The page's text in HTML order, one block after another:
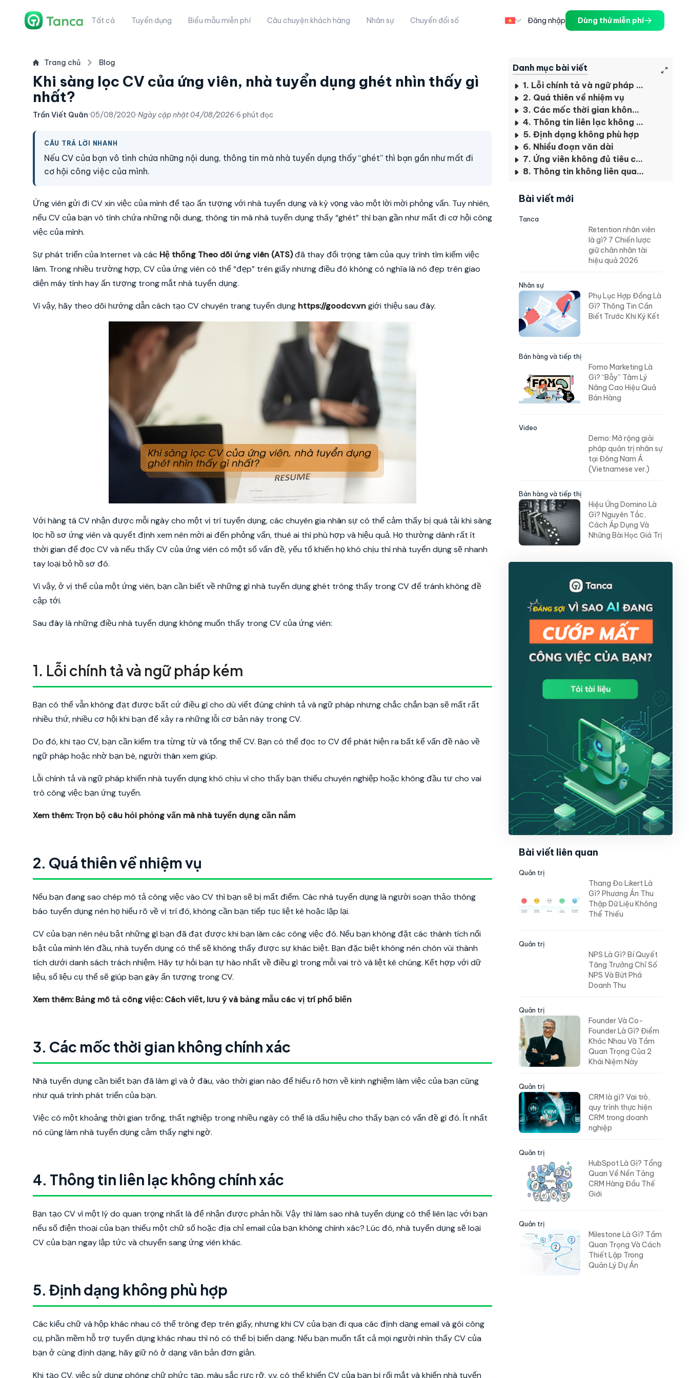
Tất cả Tuyển dụng Biểu mẫu miễn phí Câu chuyện khách hàng Nhân sự Chuyển đổi số Đăng nhập Dùng thử miễn phí
Trang chủ Blog
Khi sàng lọc CV của ứng viên, nhà tuyển dụng ghét nhìn thấy gì
nhất?
Trần Viết Quân·05/08/2020·Ngày cập nhật04/08/2026·6 phút đọc
CÂU TRẢ LỜI NHANH
Nếu CV của bạn vô tình chứa những nội dung, thông tin mà nhà tuyển dụng thấy “ghét” thì bạn gần như mất đi
cơ hội công việc của mình.
Ứng viên gửi đi CV xin việc của mình để tạo ấn tượng với nhà tuyển dụng và kỳ vọng vào một lời mời phỏng vấn. Tuy nhiên,
nếu CV của bạn vô tình chứa những nội dung, thông tin mà nhà tuyển dụng thấy “ghét” thì bạn gần như mất đi cơ hội công
việc của mình.
Sự phát triển của Internet và các Hệ thống Theo dõi ứng viên (ATS)đã thay đổi trọng tâm của quy trình tìm kiếm việc
làm. Trong nhiều trường hợp, CV của ứng viên có thể “đẹp” trên giấy nhưng điều đó không có nghĩa là nó đẹp trên giao
diện máy tính hay ấn tượng trong mắt nhà tuyển dụng.
Vì vậy, hãy theo dõi hướng dẫn cách tạo CV chuyên trang tuyển dụng https://goodcv.vngiới thiệu sau đây.
Với hàng tá CV nhận được mỗi ngày cho một vị trí tuyển dụng, các chuyên gia nhân sự có thể cảm thấy bị quá tải khi sàng
lọc hồ sơ ứng viên và quyết định xem nên mời ai đến phỏng vấn, thuê ai thì phù hợp và hiệu quả. Họ thường dành rất ít
thời gian để đọc CV và nếu thấy CV của ứng viên có một số vấn đề, yếu tố khiến họ khó chịu thì nhà tuyển dụng sẽ nhanh
tay loại bỏ hồ sơ đó.
Vì vậy, ở vị thế của một ứng viên, bạn cần biết về những gì nhà tuyển dụng ghét trông thấy trong CV để tránh không đề
cập tới.
Sau đây là những điều nhà tuyển dụng không muốn thấy trong CV của ứng viên:
1. Lỗi chính tả và ngữ pháp kém
Bạn có thể vẫn không đạt được bất cứ điều gì cho dù viết đúng chính tả và ngữ pháp nhưng chắc chắn bạn sẽ mất rất
nhiều thứ, nhiều cơ hội khi bạn để xảy ra những lỗi cơ bản này trong CV.
Do đó, khi tạo CV, bạn cần kiểm tra từng từ và tổng thể CV. Bạn có thể đọc to CV để phát hiện ra bất kể vấn đề nào về
ngữ pháp hoặc nhờ bạn bè, người thân xem giúp.
Lỗi chính tả và ngữ pháp khiến nhà tuyển dụng khó chịu vì cho thấy bạn thiếu chuyên nghiệp hoặc không đầu tư cho vai
trò công việc bạn ứng tuyển.
Xem thêm: Trọn bộ câu hỏi phỏng vấn mà nhà tuyển dụng cần nắm
2. Quá thiên về nhiệm vụ
Nếu bạn đang sao chép mô tả công việc vào CV thì bạn sẽ bị mất điểm. Các nhà tuyển dụng là người soạn thảo thông
báo tuyển dụng nên họ hiểu rõ về vị trí đó, không cần bạn tiếp tục liệt kê hoặc lặp lại.
CV của bạn nên nêu bật những gì bạn đã đạt được khi bạn làm các công việc đó. Nếu bạn không đặt các thành tích nổi
bật của mình lên đầu, nhà tuyển dụng có thể sẽ không thấy được sự khác biệt. Bạn đặc biệt không nên chôn vùi thành
tích dưới danh sách trách nhiệm. Hãy tự hỏi bạn tự hào nhất về điều gì trong mỗi vai trò và liệt kê chúng. Kết hợp với dữ
liệu, số liệu cụ thể sẽ giúp bạn gây ấn tượng trong CV.
Xem thêm:Bảng mô tả công việc: Cách viết, lưu ý và bảng mẫu các vị trí phổ biến
3. Các mốc thời gian không chính xác
Nhà tuyển dụng cần biết bạn đã làm gì và ở đâu, vào thời gian nào để hiểu rõ hơn về kinh nghiệm làm việc của bạn cũng
như quá trình phát triển của bạn.
Việc có một khoảng thời gian trống, thất nghiệp trong nhiều ngày có thể là dấu hiệu cho thấy bạn có vấn đề gì đó. Ít nhất
nó cũng làm nhà tuyển dụng cảm thấy nghi ngờ.
4. Thông tin liên lạc không chính xác
Bạn tạo CV vì một lý do quan trọng nhất là để nhận được phản hồi. Vậy thì làm sao nhà tuyển dụng có thể liên lạc với bạn
nếu số điện thoại của bạn thiếu một chữ số hoặc địa chỉ email của bạn không chính xác? Lúc đó, nhà tuyển dụng sẽ loại
CV của bạn ngay lập tức và chuyển sang ứng viên khác.
5. Định dạng không phù hợp
Các kiểu chữ và hộp khác nhau có thể trông đẹp trên giấy, nhưng khi CV của bạn đi qua các định dạng email và gói công
cụ, phần mềm hỗ trợ tuyển dụng khác nhau thì nó có thể bị biến dạng. Nếu bạn muốn tất cả mọi người nhìn thấy CV của
bạn ở cùng định dạng, hãy giữ nó ở dạng văn bản đơn giản.
Khi tạo CV, việc sử dụng phông chữ phức tạp, màu sắc rực rỡ, v.v. có thể khiến CV của bạn bị rối mắt và khiến nhà tuyển
Danh mục bài viết
1. Lỗi chính tả và ngữ pháp kém
2. Quá thiên về nhiệm vụ
3. Các mốc thời gian không chính xác
4. Thông tin liên lạc không chính xác
5. Định dạng không phù hợp
6. Nhiều đoạn văn dài
7. Ứng viên không đủ tiêu chuẩn
8. Thông tin không liên quan đến công việc
Bài viết mới
Tanca
Retention nhân viên
là gì? 7 Chiến lược
giữ chân nhân tài
hiệu quả 2026
Nhân sự
Phụ Lục Hợp Đồng Là
Gì? Thông Tin Cần
Biết Trước Khi Ký Kết
Bán hàng và tiếp thị
Fomo Marketing Là
Gì? “Bẫy” Tâm Lý
Nâng Cao Hiệu Quả
Bán Hàng
Video
Demo: Mở rộng giải
pháp quản trị nhân sự
tại Đông Nam Á
(Vietnamese ver.)
Bán hàng và tiếp thị
Hiệu Ứng Domino Là
Gì? Nguyên Tắc,
Cách Áp Dụng Và
Những Bài Học Giá Trị
Bài viết liên quan
Quản trị
Thang Đo Likert Là
Gì? Phương Án Thu
Thập Dữ Liệu Không
Thể Thiếu
Quản trị
NPS Là Gì? Bí Quyết
Tăng Trưởng Chỉ Số
NPS Và Bứt Phá
Doanh Thu
Quản trị
Founder Và Co-
Founder Là Gì? Điểm
Khác Nhau Và Tầm
Quan Trọng Của 2
Khái Niệm Này
Quản trị
CRM là gì? Vai trò,
quy trình thực hiện
CRM trong doanh
nghiệp
Quản trị
HubSpot Là Gì? Tổng
Quan Về Nền Tảng
CRM Hàng Đầu Thế
Giới
Quản trị
Milestone Là Gì? Tầm
Quan Trọng Và Cách
Thiết Lập Trong
Quản Lý Dự Án